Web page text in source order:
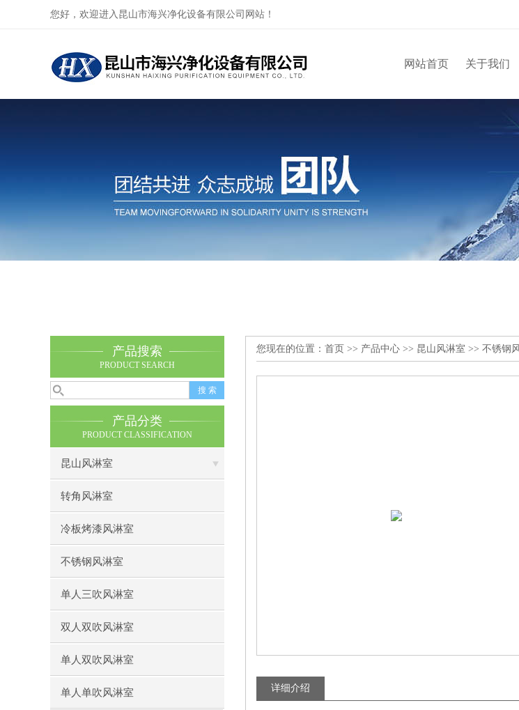
您好，欢迎进入昆山市海兴净化设备有限公司网站！
网站首页 关于我们
产品搜索
PRODUCT SEARCH
产品分类
PRODUCT CLASSIFICATION
昆山风淋室
转角风淋室
冷板烤漆风淋室
不锈钢风淋室
单人三吹风淋室
双人双吹风淋室
单人双吹风淋室
单人单吹风淋室
您现在的位置： 首页 >> 产品中心 >> 昆山风淋室 >> 不锈钢
详细介绍